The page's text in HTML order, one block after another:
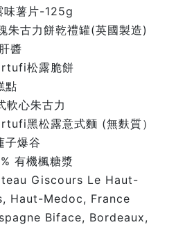
味薯片-125g
朱古力餅乾禮罐(英國製造)
醬
松露脆餅
點
軟心朱古力
黑松露意式麵 (無麩質）
子爆谷
有機楓糖漿
Giscours Le Haut-
Haut-Medoc, France
Biface, Bordeaux,